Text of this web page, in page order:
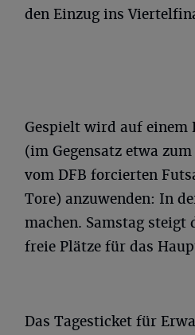
den Einzug ins
Gespielt wird auf einem
(im Gegensatz etwa
vom DFB forcierten
Tore) anzuwenden: In
machen. Samstag
freie Plätze für das
Das Tagesticket für